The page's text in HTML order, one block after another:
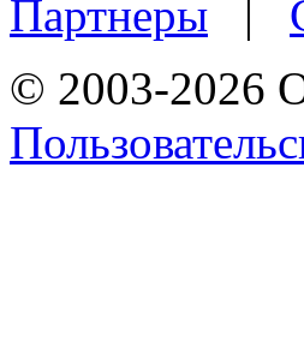
Партнеры |
© 2003-2026